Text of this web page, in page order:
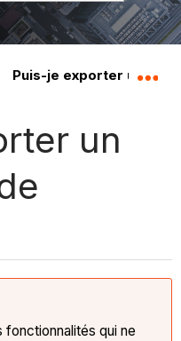
la hiérarchie
Puis-je exporter un
un
qui ne